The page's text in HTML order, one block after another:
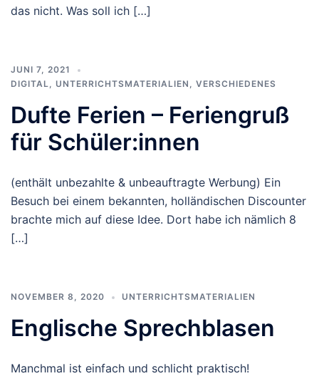
das nicht. Was soll ich […]
JUNI 7, 2021
DIGITAL, UNTERRICHTSMATERIALIEN , VERSCHIEDENES
Dufte Ferien – Feriengruß
für Schüler:innen
(enthält unbezahlte & unbeauftragte Werbung) Ein
Besuch bei einem bekannten, holländischen Discounter
brachte mich auf diese Idee. Dort habe ich nämlich 8
[…]
NOVEMBER 8, 2020 UNTERRICHTSMATERIALIEN
Englische Sprechblasen
Manchmal ist einfach und schlicht praktisch!